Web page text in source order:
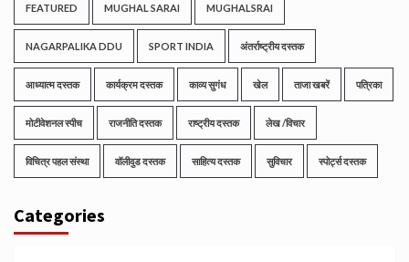
FEATURED MUGHAL SARAI MUGHALSRAI
NAGARPALIKA DDU SPORT INDIA अंतर्राष्ट्रीय दस्तक
आध्यात्म दस्तक कार्यक्रम दस्तक काव्य सुगंध खेल ताजा खबरें पत्रिका
मोटीवेशनल स्पीच राजनीति दस्तक राष्ट्रीय दस्तक लेख /विचार
विचित्र पहल संस्था वॉलीवुड दस्तक साहित्य दस्तक सुविचार स्पोर्ट्स दस्तक
Categories